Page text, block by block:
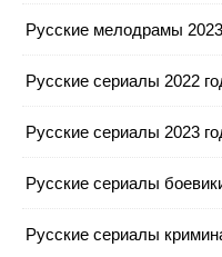
Русские мелодрамы
Русские сериалы 2022
Русские сериалы 2023
Русские сериалы
Русские сериалы